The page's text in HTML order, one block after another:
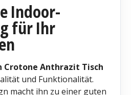
Indoor-
für Ihr
Crotone Anthrazit Tisch
und Funktionalität.
macht ihn zu einer guten